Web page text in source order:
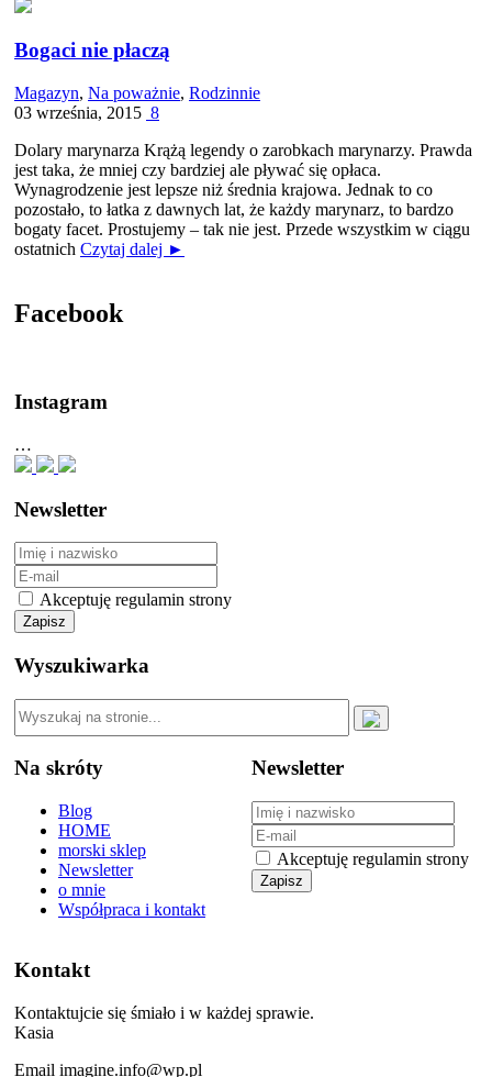
Bogaci nie płaczą
Magazyn, Na poważnie, Rodzinnie
03 września, 2015 8
Dolary marynarza Krążą legendy o zarobkach marynarzy. Prawda
jest taka, że mniej czy bardziej ale pływać się opłaca.
Wynagrodzenie jest lepsze niż średnia krajowa. Jednak to co
pozostało, to łatka z dawnych lat, że każdy marynarz, to bardzo
bogaty facet. Prostujemy – tak nie jest. Przede wszystkim w ciągu
ostatnich Czytaj dalej ►
Facebook
Instagram
…
Newsletter
Akceptuję regulamin strony
Wyszukiwarka
Na skróty
Blog
HOME
morski sklep
Newsletter
o mnie
Współpraca i kontakt
Newsletter
Akceptuję regulamin strony
Kontakt
Kontaktujcie się śmiało i w każdej sprawie.
Kasia
Email imagine.info@wp.pl